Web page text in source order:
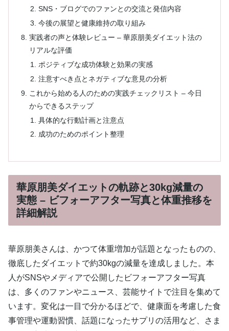
SNS・ブログでのファンとの交流と発信内容
今後の展望と健康維持の取り組み
実践者の声と体験レビュー – 華原朋美ダイエット法の
リアルな評価
ポジティブな成功体験と効果の実感
注意すべき点とネガティブな意見の分析
これから始める人のための実践チェックリスト – 今日
からできるステップ
具体的な行動計画と注意点
成功のためのポイント整理
華原朋美ダイエットの軌跡と30kg減量の
実態 – ビフォーアフター写真と体重推移を
詳細解説
華原朋美さんは、かつて体重増加が話題となったものの、
徹底したダイエットで約30kgの減量を達成しました。本
人がSNSやメディアで公開したビフォーアフター写真
は、多くのファンやニュース、芸能サイトで注目を集めて
います。変化は一目で分かるほどで、健康面を考慮した食
事管理や運動習慣、話題になったサプリの活用など、さま